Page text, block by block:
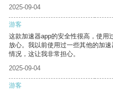
2025-09-04
游客
这款加速器app的安全性很高，使用
放心。我以前使用过一些其他的加
情况，这让我非常担心。
2025-09-04
游客